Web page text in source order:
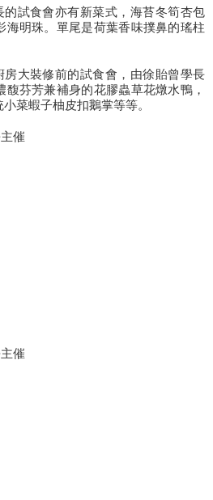
的試食會亦有新菜式，海苔冬筍杏包
海明珠。單尾是荷葉香味撲鼻的瑤柱
房大裝修前的試食會，由徐貽曾學長
芬芳兼補身的花膠蟲草花燉水鴨，
菜蝦子柚皮扣鵝掌等等。
催
催